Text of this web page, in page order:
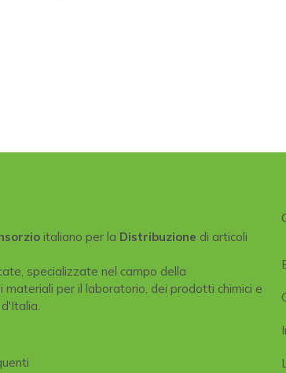
italiano per la Distribuzione di articoli
specializzate nel campo della
per il laboratorio, dei prodotti chimici e